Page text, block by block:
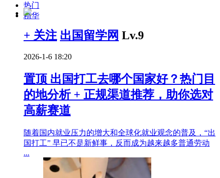
热门
精华
+ 关注 出国留学网 Lv.9
2026-1-6 18:20
置顶 出国打工去哪个国家好？热门目
的地分析 + 正规渠道推荐，助你选对
高薪赛道
随着国内就业压力的增大和全球化就业观念的普及，“出
国打工” 早已不是新鲜事，反而成为越来越多普通劳动
...